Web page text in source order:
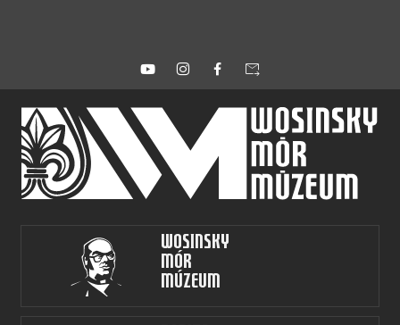
forward_to_inbox
Wosinsky
Mór
Múzeum